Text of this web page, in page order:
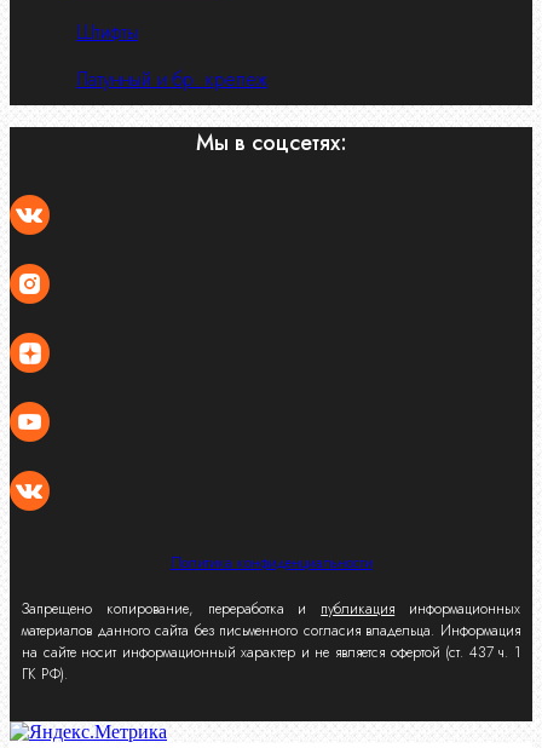
Штифты
Латунный и бр. крепеж
Мы в соцсетях:
Политика конфиденциальности
Запрещено копирование, переработка и публикация информационных
материалов данного сайта без письменного согласия владельца. Информация
на сайте носит информационный характер и не является офертой (ст. 437 ч. 1
ГК РФ).